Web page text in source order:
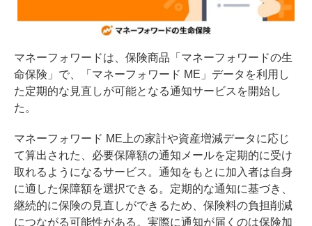
マネーフォワードは、保険商品「マネーフォワードの生
命保険」で、「マネーフォワード ME」データを利用し
た定期的な見直しが可能となる通知サービスを開始し
た。
マネーフォワード ME上の家計や資産増減データに応じ
て算出された、必要保障額の通知メールを定期的に受け
取れるようになるサービス。通知をもとに加入者は自身
に適した保障額を選択できる。定期的な通知に基づき、
継続的に保険の見直しができるため、保険料の負担削減
につながる可能性がある。実際に通知が届くのは保険加